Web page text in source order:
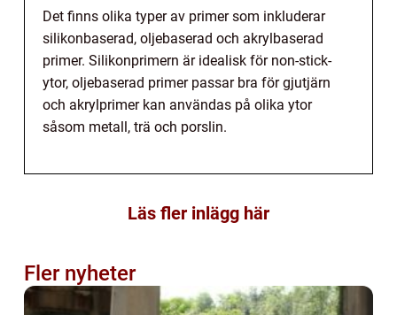
Det finns olika typer av primer som inkluderar
silikonbaserad, oljebaserad och akrylbaserad
primer. Silikonprimern är idealisk för non-stick-
ytor, oljebaserad primer passar bra för gjutjärn
och akrylprimer kan användas på olika ytor
såsom metall, trä och porslin.
Läs fler inlägg här
Fler nyheter